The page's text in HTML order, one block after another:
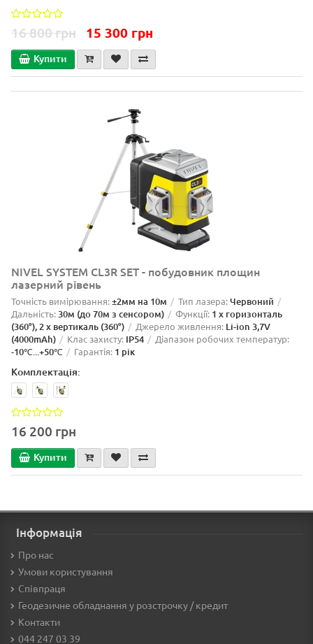
16 800 грн 15 300 грн
Купити
NIVEL SYSTEM CL3R SET - побудовник площин
лазерний рівень
Точність вимірювання:±2мм на 10м Тип лазера:Червоний
Дальність:30м (до 70м з сенсором) Функції: 1 x горизонталь
(360°), 2 x вертикаль (360°)
Джерело живлення: Li-ion 3,7V
(4000mAh)
Клас захисту: IP54 Діапазон робочих температур:
-10℃...+50℃ Гарантія: 1 рік
Комплектація:
16 200 грн
Купити
Інформація
Про нас
Умови користування
Співпраця
Геодезичне обладнання у розстрочку / кредит
Контакти
044 247 03 39